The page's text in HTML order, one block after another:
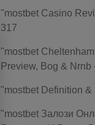
"mostbet Casino
317
"mostbet
Preview, Bog & Nrnb
"mostbet Definition &
"mostbet Залози